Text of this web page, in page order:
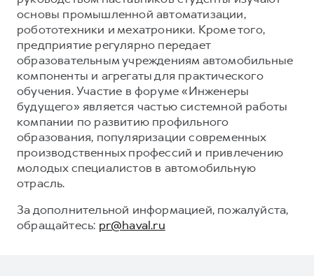
основы промышленной автоматизации,
робототехники и мехатроники. Кроме того,
предприятие регулярно передает
образовательным учреждениям автомобильные
компоненты и агрегаты для практического
обучения. Участие в форуме «Инженеры
будущего» является частью системной работы
компании по развитию профильного
образования, популяризации современных
производственных профессий и привлечению
молодых специалистов в автомобильную
отрасль.
За дополнительной информацией, пожалуйста,
обращайтесь: pr@haval.ru